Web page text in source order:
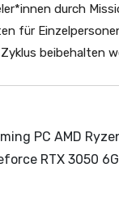
durch
für
beibehalten
PC AMD
RTX 3050